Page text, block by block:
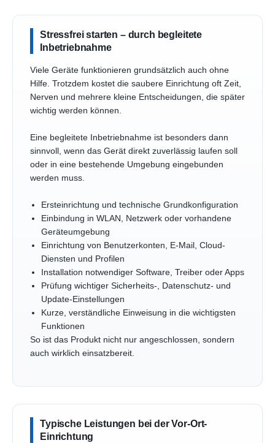
Stressfrei starten – durch begleitete
Inbetriebnahme
Viele Geräte funktionieren grundsätzlich auch ohne
Hilfe. Trotzdem kostet die saubere Einrichtung oft Zeit,
Nerven und mehrere kleine Entscheidungen, die später
wichtig werden können.
Eine begleitete Inbetriebnahme ist besonders dann
sinnvoll, wenn das Gerät direkt zuverlässig laufen soll
oder in eine bestehende Umgebung eingebunden
werden muss.
Ersteinrichtung und technische Grundkonfiguration
Einbindung in WLAN, Netzwerk oder vorhandene
Geräteumgebung
Einrichtung von Benutzerkonten, E-Mail, Cloud-
Diensten und Profilen
Installation notwendiger Software, Treiber oder Apps
Prüfung wichtiger Sicherheits-, Datenschutz- und
Update-Einstellungen
Kurze, verständliche Einweisung in die wichtigsten
Funktionen
So ist das Produkt nicht nur angeschlossen, sondern
auch wirklich einsatzbereit.
Typische Leistungen bei der Vor-Ort-
Einrichtung